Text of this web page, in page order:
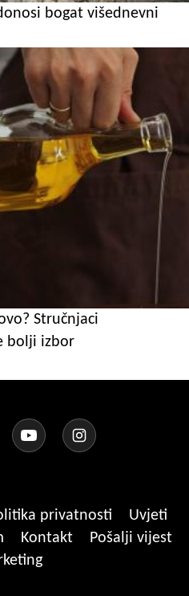
bogat višednevni
Stručnjaci
bolji izbor
privatnosti
Uvjeti
Kontakt
Pošalji vijest